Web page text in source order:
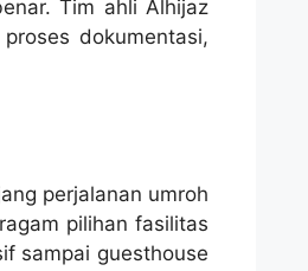
Tim ahli Alhijaz
dokumentasi,
perjalanan umroh
pilihan fasilitas
sampai guesthouse